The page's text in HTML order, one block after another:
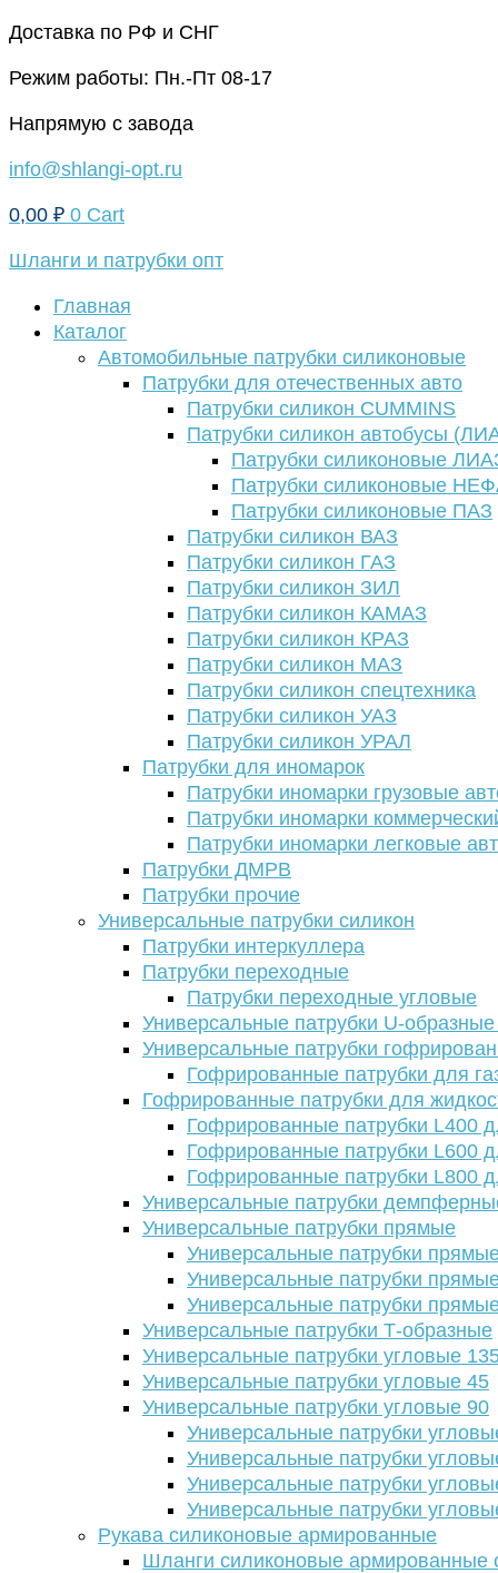
Перейти
содержимому
Доставка по РФ и СНГ
Режим работы: Пн.-Пт 08-17
Напрямую с завода
info@shlangi-opt.ru
0,00 ₽ 0 Cart
Шланги и патрубки опт
Главная
Каталог
Автомобильные патрубки силиконовые
Патрубки для отечественных авто
Патрубки силикон CUMMINS
Патрубки силикон автобусы
Патрубки силиконовые
Патрубки силиконовые
Патрубки силиконовые ПАЗ
Патрубки силикон ВАЗ
Патрубки силикон ГАЗ
Патрубки силикон ЗИЛ
Патрубки силикон КАМАЗ
Патрубки силикон КРАЗ
Патрубки силикон МАЗ
Патрубки силикон спецтехника
Патрубки силикон УАЗ
Патрубки силикон УРАЛ
Патрубки для иномарок
Патрубки иномарки грузовые
Патрубки иномарки
Патрубки иномарки легковые
Патрубки ДМРВ
Патрубки прочие
Универсальные патрубки силикон
Патрубки интеркуллера
Патрубки переходные
Патрубки переходные угловые
Универсальные патрубки U-
Универсальные патрубки
Гофрированные патрубки для
Гофрированные патрубки для
Гофрированные патрубки L400
Гофрированные патрубки L600
Гофрированные патрубки L800
Универсальные патрубки
Универсальные патрубки прямые
Универсальные патрубки
Универсальные патрубки
Универсальные патрубки
Универсальные патрубки Т-образные
Универсальные патрубки угловые
Универсальные патрубки угловые 45
Универсальные патрубки угловые 90
Универсальные патрубки
Универсальные патрубки
Универсальные патрубки
Универсальные патрубки
Рукава силиконовые армированные
Шланги силиконовые армированные